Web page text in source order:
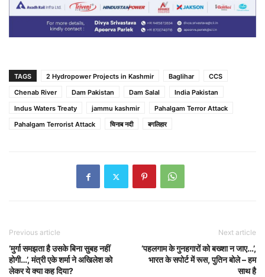
TAGS 2 Hydropower Projects in Kashmir Baglihar
CCS
Chenab River
Dam Pakistan Dam Salal
India Pakistan
Indus Waters Treaty
jammu kashmir
Pahalgam Terror Attack
Pahalgam Terrorist Attack
चिनाब नदी बगलिहार
Previous article
‘मुर्गा समझता है उसके बिना सुबह नहीं
होगी…’, मंत्री एके शर्मा ने अखिलेश को
लेकर ये क्या कह दिया?
Next article
‘पहलगाम के गुनहगारों को बख्शा न जाए…’,
भारत के सपोर्ट में रूस, पुतिन बोले – हम
साथ है